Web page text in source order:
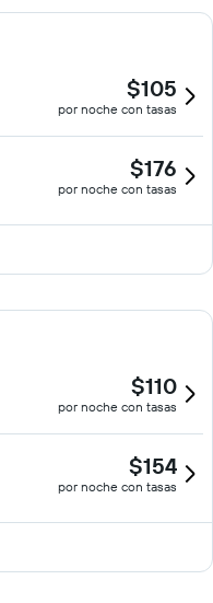
$105
por noche con tasas
$176
por noche con tasas
$110
por noche con tasas
$154
por noche con tasas